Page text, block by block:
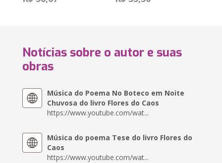
Notícias sobre o autor e suas
obras
Música do Poema No Boteco em Noite
Chuvosa do livro Flores do Caos
https://www.youtube.com/wat...
Música do poema Tese do livro Flores do
Caos
https://www.youtube.com/wat...